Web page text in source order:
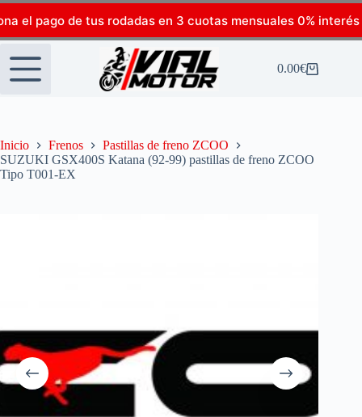
el pago de tus rodadas en 3 cuotas mensuales 0% interés
0.00€
Inicio Frenos
Pastillas de freno ZCOO
SUZUKI GSX400S Katana (92-99) pastillas de freno ZCOO
Tipo T001-EX